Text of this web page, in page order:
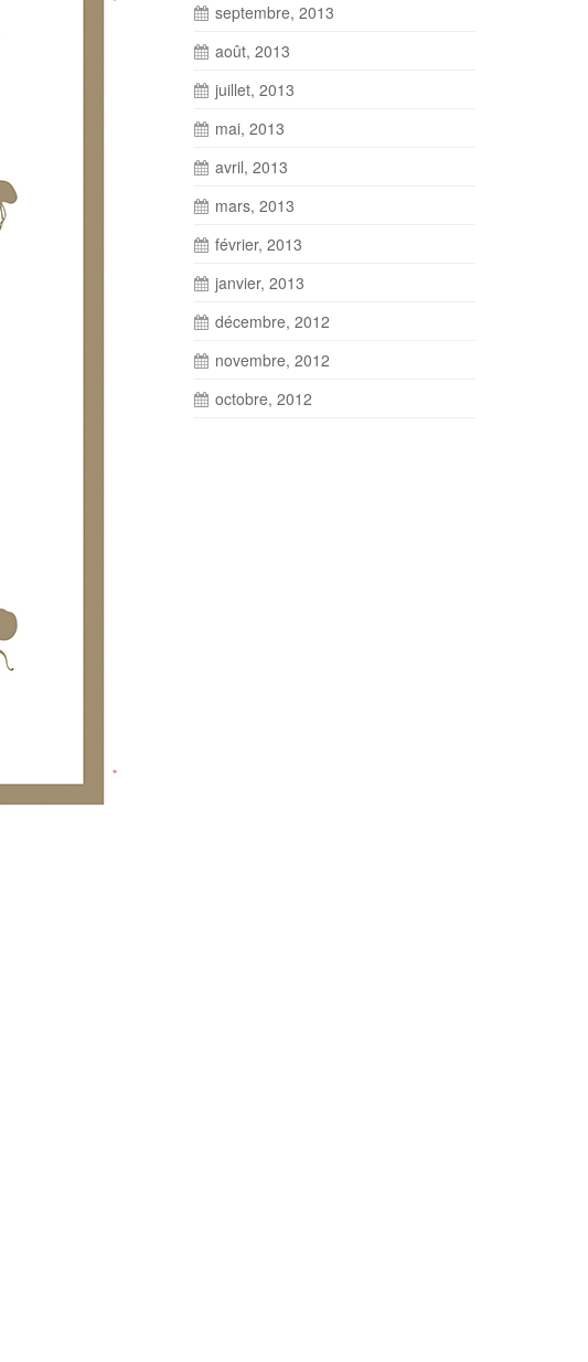
septembre, 2013
août, 2013
juillet, 2013
mai, 2013
avril, 2013
mars, 2013
février, 2013
janvier, 2013
décembre, 2012
novembre, 2012
octobre, 2012